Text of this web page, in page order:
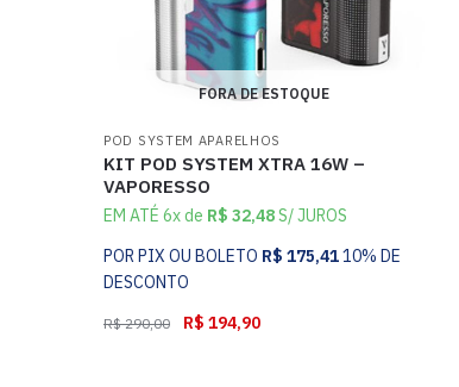
FORA DE ESTOQUE
POD SYSTEM APARELHOS
KIT POD SYSTEM XTRA 16W –
VAPORESSO
EM ATÉ 6x de R$ 32,48S/ JUROS
POR PIX OU BOLETO R$ 175,4110% DE
DESCONTO
R$290,00 R$ 194,90